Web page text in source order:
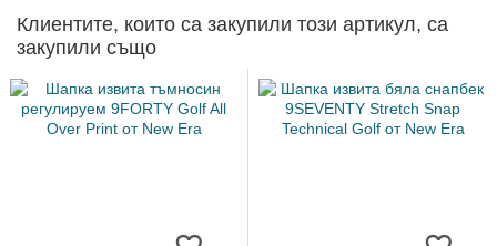
Клиентите, които са закупили този артикул, са
закупили също